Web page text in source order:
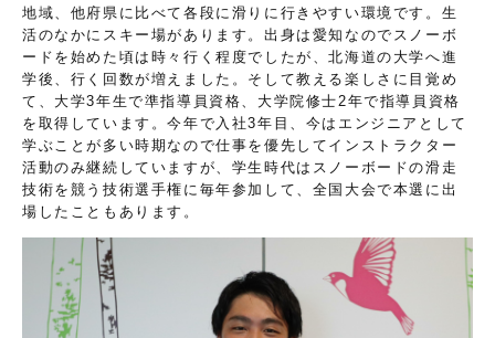
地域、他府県に比べて各段に滑りに行きやすい環境です。生
活のなかにスキー場があります。出身は愛知なのでスノーボ
ードを始めた頃は時々行く程度でしたが、北海道の大学へ進
学後、行く回数が増えました。そして教える楽しさに目覚め
て、大学3年生で準指導員資格、大学院修士2年で指導員資格
を取得しています。今年で入社3年目、今はエンジニアとして
学ぶことが多い時期なので仕事を優先してインストラクター
活動のみ継続していますが、学生時代はスノーボードの滑走
技術を競う技術選手権に毎年参加して、全国大会で本選に出
場したこともあります。